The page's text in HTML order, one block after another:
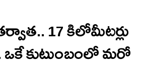
17 కిలోమీటర్లు
కుటుంబంలో మరో